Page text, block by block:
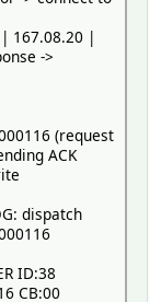
167.08.20 |
->
(request
ACK
dispatch
ID:38
CB:00